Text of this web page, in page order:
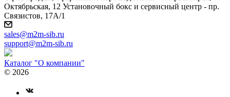
Октябрьская, 12 Установочный бокс и сервисный центр - пр.
Связистов, 17А/1
sales@m2m-sib.ru
support@m2m-sib.ru
Каталог "О компании"
© 2026